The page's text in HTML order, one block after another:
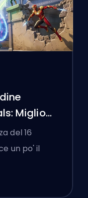
Migliori
Luglio
del 16
un po' il